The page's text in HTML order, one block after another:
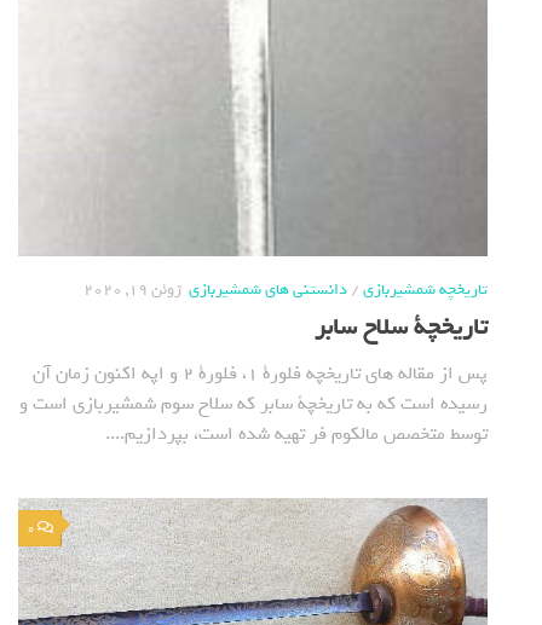
تاریخچه شمشیربازی/دانستنی های شمشیربازی ژوئن 19, 2020
تاریخچة سلاح سابر
پس از مقاله های تاریخچه فلورة 1، فلورة 2 و اپه اکنون زمان آن
رسیده است که به تاریخچة سابر که سلاح سوم شمشیربازی است و
توسط متخصص مالکوم فر تهیه شده است، بپردازیم....
0